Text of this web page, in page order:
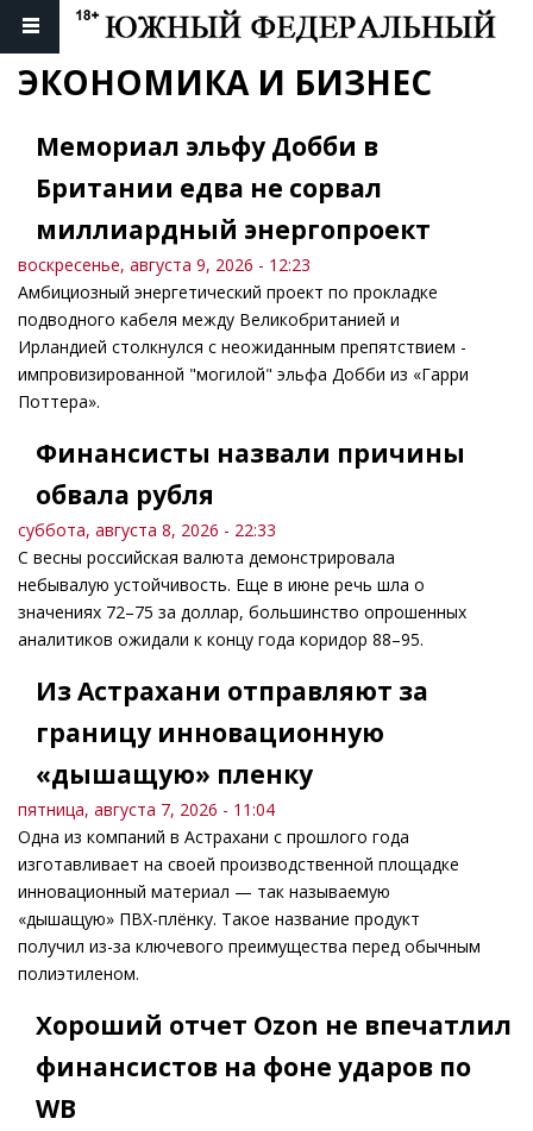
ЭКОНОМИКА И БИЗНЕС
Мемориал эльфу Добби в
Британии едва не сорвал
миллиардный энергопроект
воскресенье, августа 9, 2026 - 12:23
Амбициозный энергетический проект по прокладке
подводного кабеля между Великобританией и
Ирландией столкнулся с неожиданным препятствием -
импровизированной "могилой" эльфа Добби из «Гарри
Поттера».
Финансисты назвали причины
обвала рубля
суббота, августа 8, 2026 - 22:33
С весны российская валюта демонстрировала
небывалую устойчивость. Еще в июне речь шла о
значениях 72–75 за доллар, большинство опрошенных
аналитиков ожидали к концу года коридор 88–95.
Из Астрахани отправляют за
границу инновационную
«дышащую» пленку
пятница, августа 7, 2026 - 11:04
Одна из компаний в Астрахани с прошлого года
изготавливает на своей производственной площадке
инновационный материал — так называемую
«дышащую» ПВХ-плёнку. Такое название продукт
получил из-за ключевого преимущества перед обычным
полиэтиленом.
Хороший отчет Ozon не впечатлил
финансистов на фоне ударов по
WB